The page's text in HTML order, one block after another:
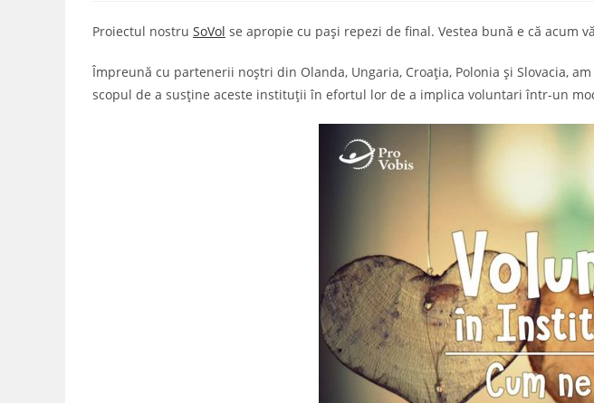
Proiectul nostru SoVol se apropie cu pași repezi de final. Vestea bună e că acum
Împreună cu partenerii noștri din Olanda, Ungaria, Croația, Polonia și Slovacia,
scopul de a susține aceste instituții în efortul lor de a implica voluntari într-un